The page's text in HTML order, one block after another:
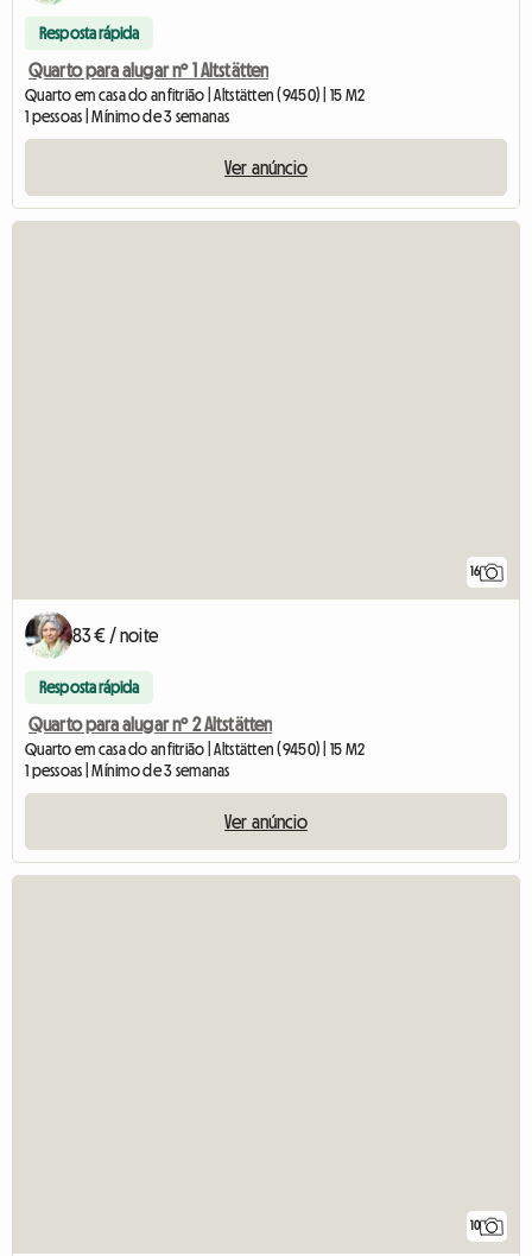
Resposta rápida
Quarto para alugar nº 1 Altstätten
Quarto em casa do anfitrião | Altstätten (9450) | 15 M2
1 pessoas | Mínimo de 3 semanas
Ver anúncio
16
83 € / noite
Resposta rápida
Quarto para alugar nº 2 Altstätten
Quarto em casa do anfitrião | Altstätten (9450) | 15 M2
1 pessoas | Mínimo de 3 semanas
Ver anúncio
10